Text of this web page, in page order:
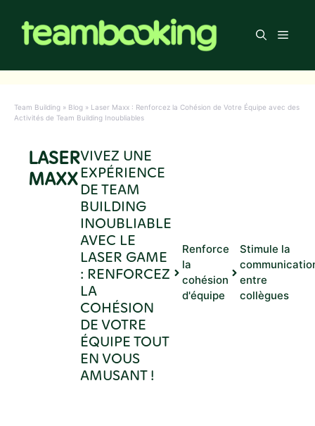
contenu
Menu
Team Building » Blog » Laser Maxx : Renforcez la Cohésion de Votre Équipe avec des
Activités de Team Building Inoubliables
LASER
MAXX
VIVEZ UNE
EXPÉRIENCE
DE TEAM
BUILDING
INOUBLIABLE
AVEC LE
LASER GAME
: RENFORCEZ
LA
COHÉSION
DE VOTRE
ÉQUIPE TOUT
EN VOUS
AMUSANT !
Renforce
la
cohésion
d'équipe
Stimule la
entre
collègues